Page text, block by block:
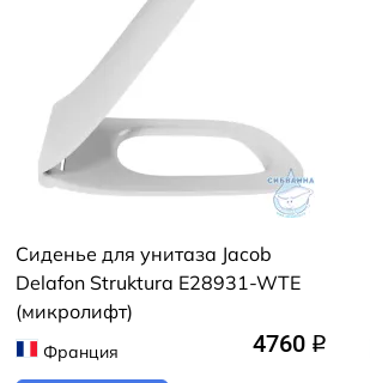
Сиденье для унитаза Jacob
Delafon Struktura E28931-WTE
(микролифт)
Франция 4760 q